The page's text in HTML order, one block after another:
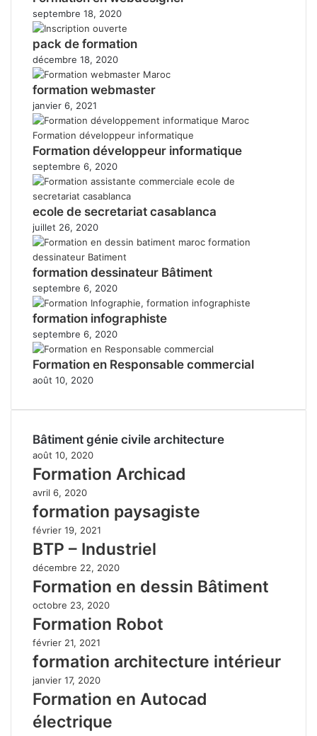
septembre 18, 2020
pack de formation
décembre 18, 2020
formation webmaster
janvier 6, 2021
Formation développeur informatique
septembre 6, 2020
ecole de secretariat casablanca
juillet 26, 2020
formation dessinateur Bâtiment
septembre 6, 2020
formation infographiste
septembre 6, 2020
Formation en Responsable commercial
août 10, 2020
Bâtiment génie civile architecture
août 10, 2020
Formation Archicad
avril 6, 2020
formation paysagiste
février 19, 2021
BTP – Industriel
décembre 22, 2020
Formation en dessin Bâtiment
octobre 23, 2020
Formation Robot
février 21, 2021
formation architecture intérieur
janvier 17, 2020
Formation en Autocad
électrique